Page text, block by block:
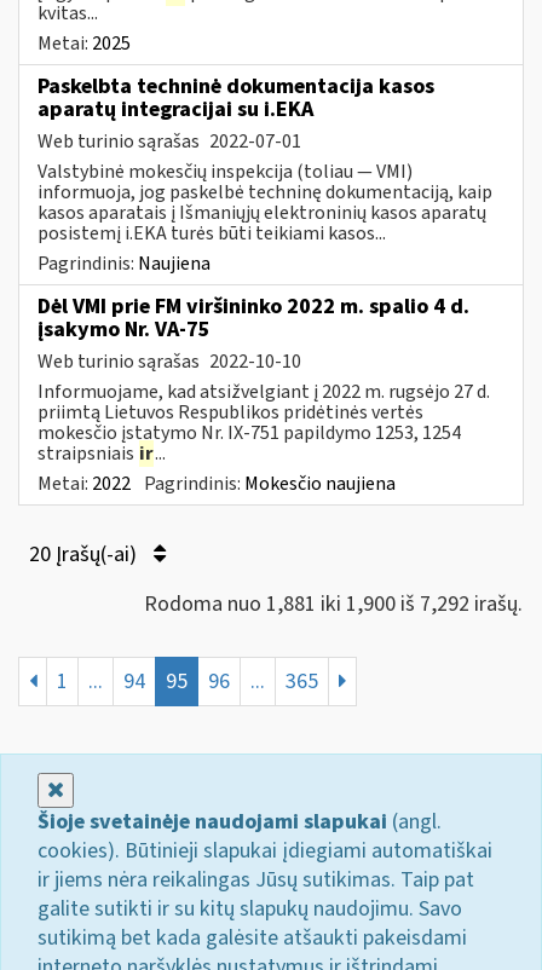
kvitas...
Metai: 2025
Paskelbta techninė dokumentacija kasos
aparatų integracijai su i.EKA
Web turinio sąrašas 2022-07-01
Valstybinė mokesčių inspekcija (toliau — VMI)
informuoja, jog paskelbė techninę dokumentaciją, kaip
kasos aparatais į Išmaniųjų elektroninių kasos aparatų
posistemį i.EKA turės būti teikiami kasos...
Pagrindinis: Naujiena
Dėl VMI prie FM viršininko 2022 m. spalio 4 d.
įsakymo Nr. VA-75
Web turinio sąrašas 2022-10-10
Informuojame, kad atsižvelgiant į 2022 m. rugsėjo 27 d.
priimtą Lietuvos Respublikos pridėtinės vertės
mokesčio įstatymo Nr. IX-751 papildymo 1253, 1254
straipsniais ir...
Metai: 2022 Pagrindinis: Mokesčio naujiena
20 Įrašų(-ai)
Rodoma nuo 1,881 iki 1,900 iš 7,292 irašų.
1 ... 94 95 96 ... 365
Šioje svetainėje naudojami slapukai (angl.
cookies). Būtinieji slapukai įdiegiami automatiškai
ir jiems nėra reikalingas Jūsų sutikimas. Taip pat
galite sutikti ir su kitų slapukų naudojimu. Savo
sutikimą bet kada galėsite atšaukti pakeisdami